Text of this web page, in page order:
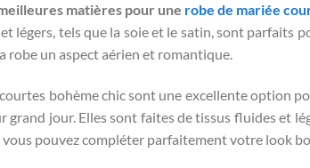
matières pour une robe de mariée
légers, tels que la soie et le satin, sont parfaits
robe un aspect aérien et romantique.
bohème chic sont une excellente option
grand jour. Elles sont faites de tissus fluides et
vous pouvez compléter parfaitement votre look